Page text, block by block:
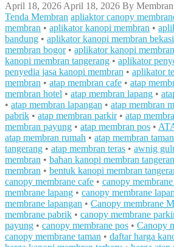
April 18, 2026 April 18, 2026 By Membran
Tenda Membran apliaktor canopy
membran • aplikator kanopi membran •
bandung • aplikator kanopi membran bekasi
membran bogor• aplikator kanopi
kanopi membran tangerang • aplikator
penyedia jasa kanopi membran • aplikator
membran • atap membran cafe • atap
membran hotel • atap membran lapang •
• atap membran lapangan • atap membran
pabrik • atap membran parkir• atap
membran payung • atap membran pos •
atap membran rumah • atap membran taman
tangerang • atap membran teras • awnig
membran • bahan kanopi membran
membran • bentuk kanopi membran
canopy membrane cafe • canopy
membrane lapang • canopy membrane
membrane lapangan • Canopy membrane
membrane pabrik • canopy membrane
payung • canopy membrane pos • Canopy
canopy membrane taman • daftar harga